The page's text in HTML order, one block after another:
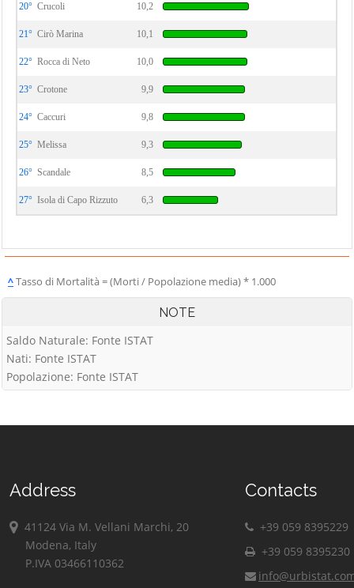
20° Crucoli 10,2
21° Cirò Marina 10,1
22° Rocca di Neto 10,0
23° Crotone 9,9
24° Caccuri 9,8
25° Melissa 9,3
26° Scandale 8,5
27° Isola di Capo Rizzuto 6,3
^Tasso di Mortalità = (Morti / Popolazione media) * 1.000
NOTE
Saldo Naturale: Fonte ISTAT
Nati: Fonte ISTAT
Popolazione: Fonte ISTAT
Address
41124 Via M. Vellani Marchi, 20
Modena, Italy
P.IVA 03466110362
Contacts
+39 059 8395229
+39 059 8395230